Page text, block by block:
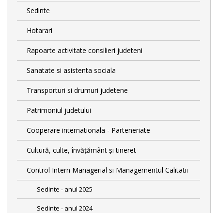
Sedinte
Hotarari
Rapoarte activitate consilieri judeteni
Sanatate si asistenta sociala
Transporturi si drumuri judetene
Patrimoniul judetului
Cooperare internationala - Parteneriate
Cultură, culte, învățământ și tineret
Control Intern Managerial si Managementul Calitatii
Sedinte - anul 2025
Sedinte - anul 2024